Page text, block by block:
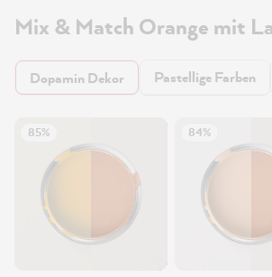
Mix & Match Orange mit
Dopamin Dekor Pastellige Farben
85% 84%